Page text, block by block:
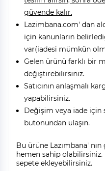
güvende kalır.
Lazimbana.com' dan
için kanunların
var(iadesi mümkün
Gelen ürünü farklı bir
değiştirebilirsiniz.
Satıcının anlaşmalı
yapabilirsiniz.
Değişim veya iade için
butonundan ulaşın.
Bu ürüne Lazımbana' nın
hemen sahip
sepete ekleyebilirsiniz.